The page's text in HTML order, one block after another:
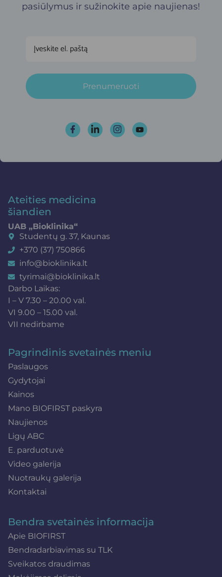
pasiūlymus ir sužinokite apie naujienas!
Prenumeruoti
Ateities medicina
šiandien
UAB „Bioklinika“
Studentų g. 37, Kaunas
+370 (37) 750866
info@bioklinika.lt
tyrimai@bioklinika.lt
Darbo Laikas:
I – V 7.30 – 20.00 val.
VI 9.00 – 15.00 val.
VII nedirbame
Pagrindinis svetainės meniu
Paslaugos
Gydytojai
Kainos
Mano BIOFIRST paskyra
Naujienos
Ligų ABC
E. parduotuvė
Video galerija
Nuotraukų galerija
Kontaktai
Bendra svetainės informacija
Apie BIOFIRST
Bendradarbiavimas su TLK
Sveikatos draudimas